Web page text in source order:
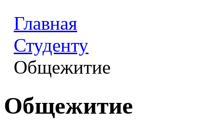
Главная
Студенту
Общежитие
Общежитие